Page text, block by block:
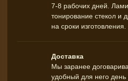
7-8 рабочих дней.
тонирование стекол и
на сроки изготовления.
Доставка
Мы заранее
удобный для него день